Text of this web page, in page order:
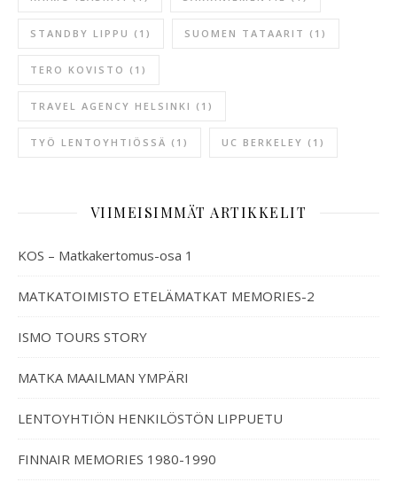
STANDBY LIPPU (1) SUOMEN TATAARIT (1)
TERO KOVISTO (1)
TRAVEL AGENCY HELSINKI (1)
TYÖ LENTOYHTIÖSSÄ (1) UC BERKELEY (1)
VIIMEISIMMÄT ARTIKKELIT
KOS – Matkakertomus-osa 1
MATKATOIMISTO ETELÄMATKAT MEMORIES-2
ISMO TOURS STORY
MATKA MAAILMAN YMPÄRI
LENTOYHTIÖN HENKILÖSTÖN LIPPUETU
FINNAIR MEMORIES 1980-1990